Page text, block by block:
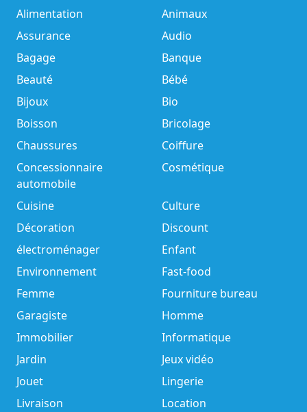
Alimentation
Animaux
Assurance
Audio
Bagage
Banque
Beauté
Bébé
Bijoux
Bio
Boisson
Bricolage
Chaussures
Coiffure
Concessionnaire
automobile
Cosmétique
Cuisine
Culture
Décoration
Discount
électroménager
Enfant
Environnement
Fast-food
Femme
Fourniture bureau
Garagiste
Homme
Immobilier
Informatique
Jardin
Jeux vidéo
Jouet
Lingerie
Livraison
Location